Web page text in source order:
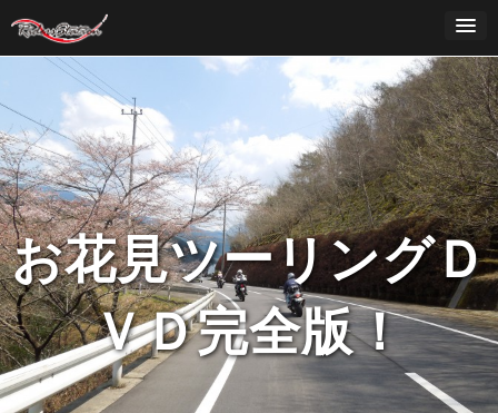
content
お花見ツーリングＤ
ＶＤ完全版！